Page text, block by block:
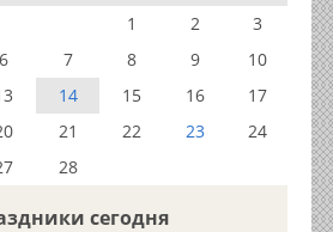
1
2
3
6 7 8 9
10
14 15 16
17
21 22 23
24
28
сегодня